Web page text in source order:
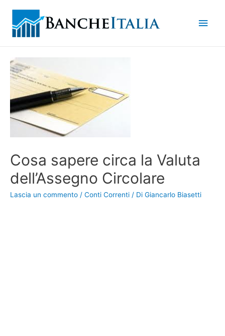
Cosa sapere circa la Valuta
dell’Assegno Circolare
Lascia un commento / Conti Correnti / Di Giancarlo Biasetti